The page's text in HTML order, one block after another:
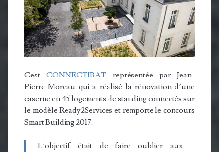
CestCONNECTIBAT représentée par Jean-
Pierre Moreau qui a réalisé la rénovation d’une
caserne en 45 logements de standing connectés sur
le modèle Ready2Services et remporte le concours
Smart Building 2017.
L’objectif était de faire oublier aux